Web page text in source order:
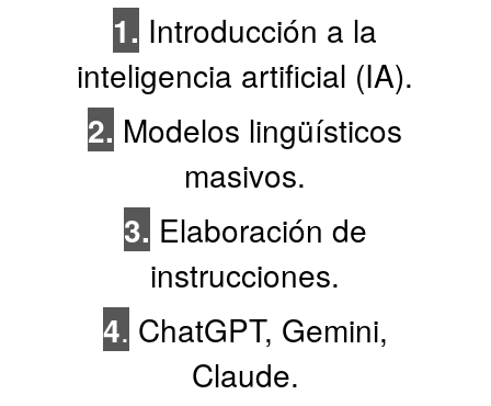
1. Introducción a la
inteligencia artificial (IA).
2. Modelos lingüísticos
masivos.
3. Elaboración de
instrucciones.
4. ChatGPT, Gemini,
Claude.